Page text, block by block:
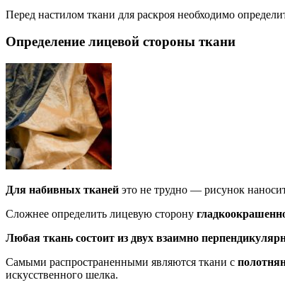
Перед настилом ткани для раскроя необходимо
Определение лицевой стороны ткани
Для набивных тканей это не трудно — рисунок
Сложнее определить лицевую сторону
Любая ткань состоит из двух взаимно
Самыми распространенными являются ткани с
искусственного шелка.